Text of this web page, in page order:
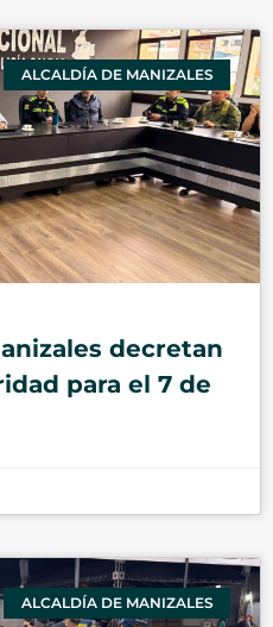
ALCALDÍA DE MANIZALES
decretan
para el 7 de
ALCALDÍA DE MANIZALES